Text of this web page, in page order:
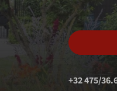
+32 475/